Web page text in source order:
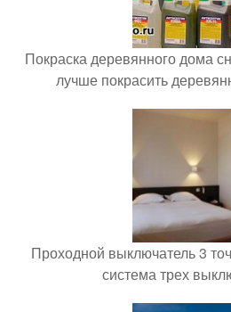
Покраска деревянного дома
лучше покрасить
Проходной выключатель 3
система трех